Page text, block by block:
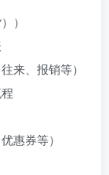
）
来、报销等）
惠券等）